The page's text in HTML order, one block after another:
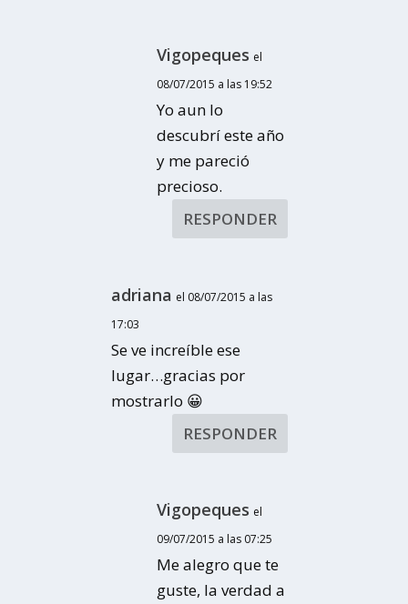
Vigopeques el
08/07/2015 a las 19:52
Yo aun lo
descubrí este año
y me pareció
precioso.
RESPONDER
adriana el 08/07/2015 a las
17:03
Se ve increíble ese
lugar…gracias por
mostrarlo 😀
RESPONDER
Vigopeques el
09/07/2015 a las 07:25
Me alegro que te
guste, la verdad a